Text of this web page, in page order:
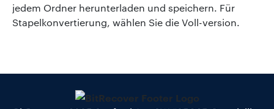
jedem Ordner herunterladen und speichern. Für
Stapelkonvertierung, wählen Sie die Voll-version.